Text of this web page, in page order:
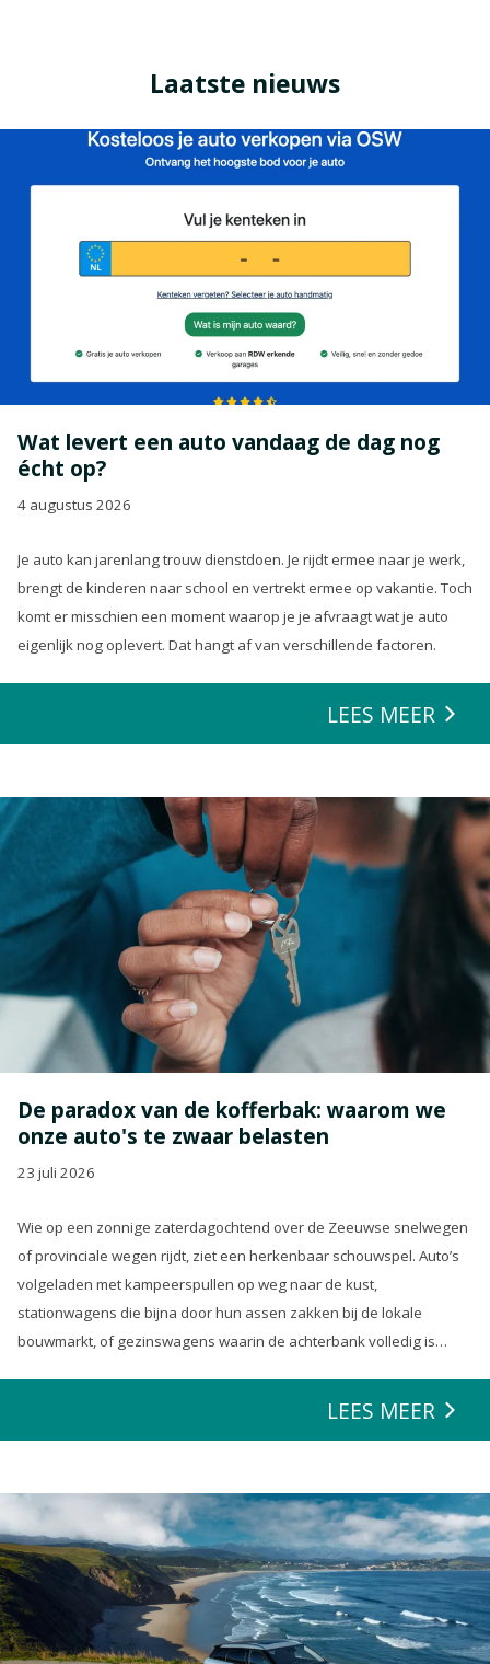
Laatste nieuws
Wat levert een auto vandaag de dag nog
écht op?
4 augustus 2026
Je auto kan jarenlang trouw dienstdoen. Je rijdt ermee naar je werk,
brengt de kinderen naar school en vertrekt ermee op vakantie. Toch
komt er misschien een moment waarop je je afvraagt wat je auto
eigenlijk nog oplevert. Dat hangt af van verschillende factoren.
LEES MEER
De paradox van de kofferbak: waarom we
onze auto's te zwaar belasten
23 juli 2026
Wie op een zonnige zaterdagochtend over de Zeeuwse snelwegen
of provinciale wegen rijdt, ziet een herkenbaar schouwspel. Auto’s
volgeladen met kampeerspullen op weg naar de kust,
stationwagens die bijna door hun assen zakken bij de lokale
bouwmarkt, of gezinswagens waarin de achterbank volledig is
zeulen. We houden van onze auto’s en we verwachten dat ze alles
LEES MEER